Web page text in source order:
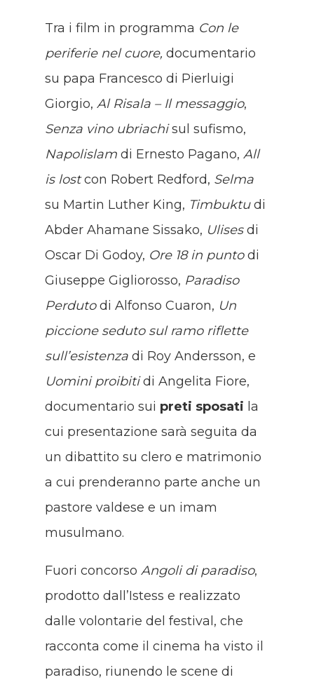
Tra i film in programma Con le
periferie nel cuore, documentario
su papa Francesco di Pierluigi
Giorgio, Al Risala – Il messaggio,
Senza vino ubriachisul sufismo,
Napolislam di Ernesto Pagano, All
is lostcon Robert Redford, Selma
su Martin Luther King, Timbuktudi
Abder Ahamane Sissako, Ulisesdi
Oscar Di Godoy, Ore 18 in puntodi
Giuseppe Gigliorosso, Paradiso
Perdutodi Alfonso Cuaron, Un
piccione seduto sul ramo riflette
sull’esistenza di Roy Andersson, e
Uomini proibitidi Angelita Fiore,
documentario sui preti sposati la
cui presentazione sarà seguita da
un dibattito su clero e matrimonio
a cui prenderanno parte anche un
pastore valdese e un imam
musulmano.
Fuori concorso Angoli di paradiso,
prodotto dall’Istess e realizzato
dalle volontarie del festival, che
racconta come il cinema ha visto il
paradiso, riunendo le scene di